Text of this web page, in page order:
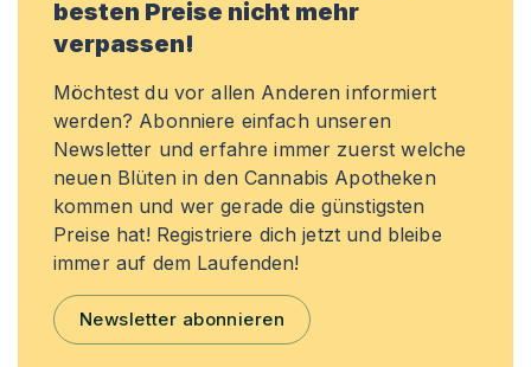
besten Preise nicht mehr
verpassen!
Möchtest du vor allen Anderen informiert
werden? Abonniere einfach unseren
Newsletter und erfahre immer zuerst welche
neuen Blüten in den Cannabis Apotheken
kommen und wer gerade die günstigsten
Preise hat! Registriere dich jetzt und bleibe
immer auf dem Laufenden!
Newsletter abonnieren